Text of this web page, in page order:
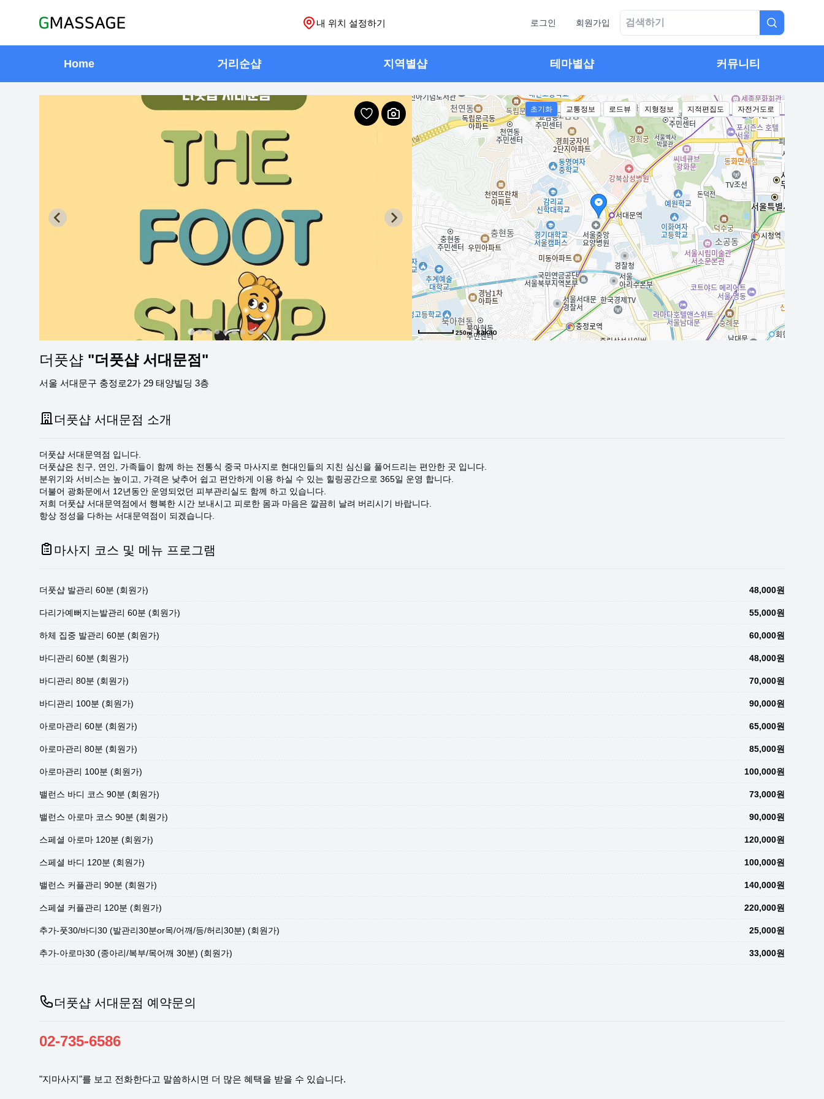
내 위치 설정하기 로그인 회원가입
Home 거리순샵 지역별샵 테마별샵 커뮤니티
초기화 교통정보 로드뷰 지형정보 지적편집도 자전거도로
250m
더풋샵 "더풋샵 서대문점"
서울 서대문구 충정로2가 29 태양빌딩 3층
더풋샵 서대문점 소개
더풋샵 서대문역점 입니다.
더풋샵은 친구, 연인, 가족들이 함께 하는 전통식 중국 마사지로 현대인들의 지친 심신을 풀어드리는 편안한 곳 입니다.
분위기와 서비스는 높이고, 가격은 낮추어 쉽고 편안하게 이용 하실 수 있는 힐링공간으로 365일 운영 합니다.
더불어 광화문에서 12년동안 운영되었던 피부관리실도 함께 하고 있습니다.
저희 더풋샵 서대문역점에서 행복한 시간 보내시고 피로한 몸과 마음은 깔끔히 날려 버리시기 바랍니다.
항상 정성을 다하는 서대문역점이 되겠습니다.
마사지 코스 및 메뉴 프로그램
더풋샵 발관리 60분 (회원가) 48,000원
다리가예뻐지는발관리 60분 (회원가) 55,000원
하체 집중 발관리 60분 (회원가) 60,000원
바디관리 60분 (회원가) 48,000원
바디관리 80분 (회원가) 70,000원
바디관리 100분 (회원가) 90,000원
아로마관리 60분 (회원가) 65,000원
아로마관리 80분 (회원가) 85,000원
아로마관리 100분 (회원가) 100,000원
밸런스 바디 코스 90분 (회원가) 73,000원
밸런스 아로마 코스 90분 (회원가) 90,000원
스페셜 아로마 120분 (회원가) 120,000원
스페셜 바디 120분 (회원가) 100,000원
밸런스 커플관리 90분 (회원가) 140,000원
스페셜 커플관리 120분 (회원가) 220,000원
추가-풋30/바디30 (발관리30분or목/어깨/등/허리30분) (회원가) 25,000원
추가-아로마30 (종아리/복부/목어깨 30분) (회원가) 33,000원
더풋샵 서대문점 예약문의
02-735-6586
"지마사지"를 보고 전화한다고 말씀하시면 더 많은 혜택을 받을 수 있습니다.